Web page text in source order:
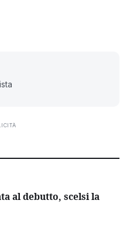
al debutto, scelsi la